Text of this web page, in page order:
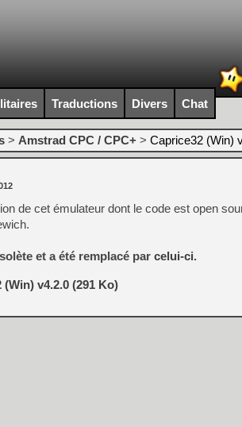
Traductions Divers Chat
> Amstrad CPC / CPC+ > Caprice32 (Win)
de cet émulateur dont le code est open
et a été remplacé par celui-ci.
v4.2.0 (291 Ko)